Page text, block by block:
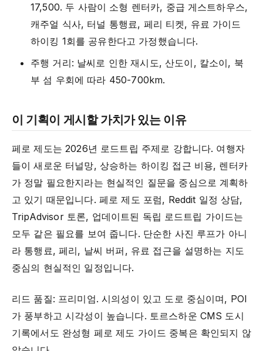
17,500. 두 사람이 소형 렌터카, 중급 게스트하우스,
캐주얼 식사, 터널 통행료, 페리 티켓, 유료 가이드
하이킹 1회를 공유한다고 가정했습니다.
주행 거리: 날씨로 인한 재시도, 산도이, 칼소이, 북
부 섬 우회에 따라 450-700km.
이 기획이 게시할 가치가 있는 이유
페로 제도는 2026년 로드트립 주제로 강합니다. 여행자
들이 새로운 터널망, 상승하는 하이킹 접근 비용, 렌터카
가 정말 필요한지라는 현실적인 질문을 중심으로 계획하
고 있기 때문입니다. 페로 제도 포럼, Reddit 일정 상담,
TripAdvisor 토론, 업데이트된 독립 로드트립 가이드는
모두 같은 필요를 보여 줍니다. 단순한 사진 루프가 아니
라 통행료, 페리, 날씨 버퍼, 유료 접근을 설명하는 지도
중심의 현실적인 일정입니다.
리드 품질: 프리미엄. 시의성이 있고 도로 중심이며, POI
가 풍부하고 시각성이 높습니다. 토르스하운 CMS 도시
기록에서도 완성형 페로 제도 가이드 중복은 확인되지 않